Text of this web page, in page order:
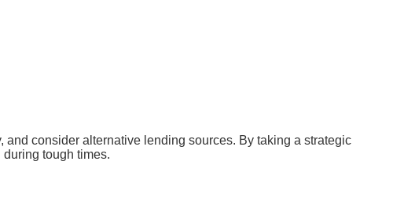
consider alternative lending sources. By taking a strategic
tough times.